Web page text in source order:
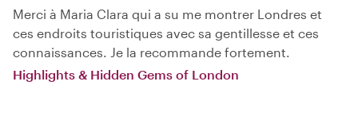
Merci à Maria Clara qui a su me montrer Londres et
ces endroits touristiques avec sa gentillesse et ces
connaissances. Je la recommande fortement.
Highlights & Hidden Gems of London